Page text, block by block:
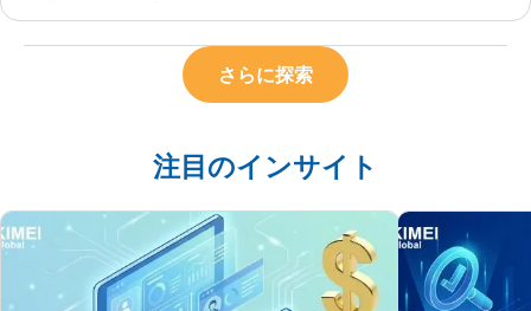
さらに探索
注目のインサイト